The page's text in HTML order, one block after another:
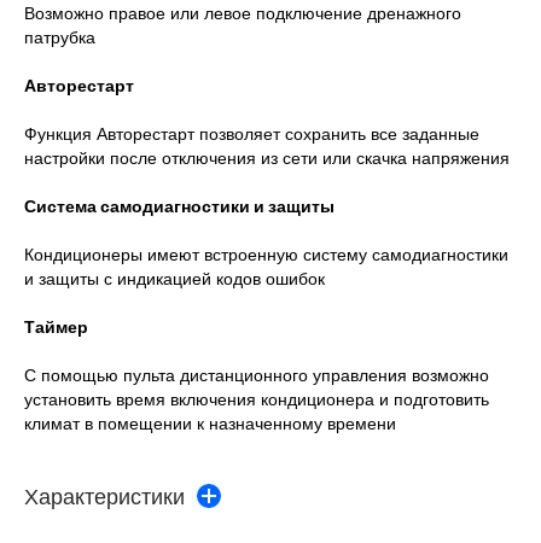
Возможно правое или левое подключение дренажного
патрубка
Авторестарт
Функция Авторестарт позволяет сохранить все заданные
настройки после отключения из сети или скачка напряжения
Система самодиагностики и защиты
Кондиционеры имеют встроенную систему самодиагностики
и защиты с индикацией кодов ошибок
Таймер
С помощью пульта дистанционного управления возможно
установить время включения кондиционера и подготовить
климат в помещении к назначенному времени
Характеристики